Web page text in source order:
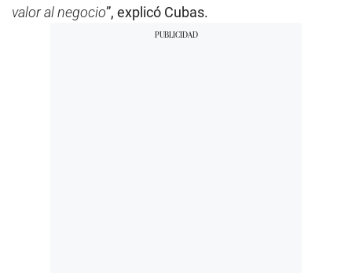
valor al negocio”, explicó Cubas.